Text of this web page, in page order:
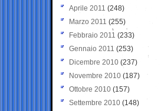
Aprile 2011 (248)
Marzo 2011 (255)
Febbraio 2011 (233)
Gennaio 2011 (253)
Dicembre 2010 (237)
Novembre 2010 (187)
Ottobre 2010 (157)
Settembre 2010 (148)